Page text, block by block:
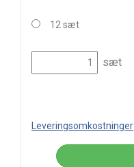
12 sæt
sæt
Leveringsomkostninger